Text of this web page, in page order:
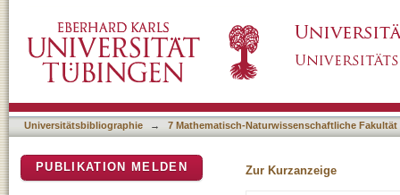
inhibition and immunotherapy
Universitätsbibliographie → 7 Mathematisch-Naturwissenschaftliche Fakultät
Zur Kurzanzeige
PUBLIKATION MELDEN